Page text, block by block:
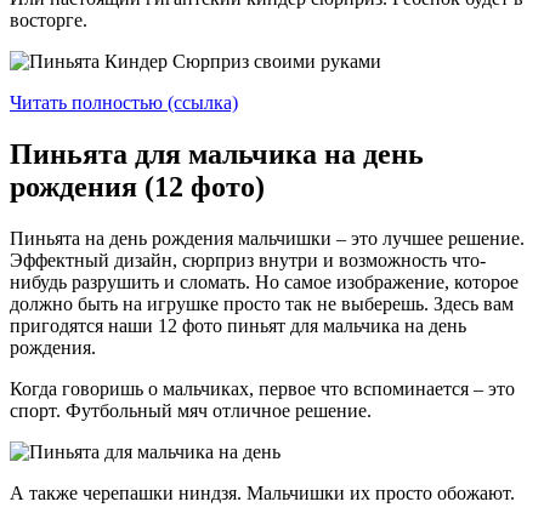
восторге.
Читать полностью (ссылка)
Пиньята для мальчика на день
рождения (12 фото)
Пиньята на день рождения мальчишки – это лучшее решение.
Эффектный дизайн, сюрприз внутри и возможность что-
нибудь разрушить и сломать. Но самое изображение, которое
должно быть на игрушке просто так не выберешь. Здесь вам
пригодятся наши 12 фото пиньят для мальчика на день
рождения.
Когда говоришь о мальчиках, первое что вспоминается – это
спорт. Футбольный мяч отличное решение.
А также черепашки ниндзя. Мальчишки их просто обожают.